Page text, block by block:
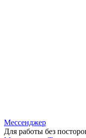
Мессенджер
Для работы без